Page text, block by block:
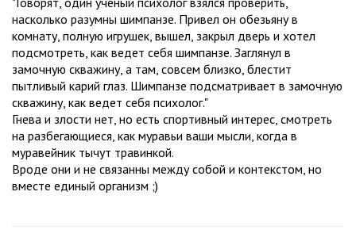
насколько разумны шимпанзе. Привел он обезьяну в
комнату, полную игрушек, вышел, закрыл дверь и хотел
подсмотреть, как ведет себя шимпанзе. Заглянул в
замочную скважину, а там, совсем близко, блестит
пытливый карий глаз. Шимпанзе подсматривает в замочную
скважину, как ведет себя психолог."
Гнева и злости нет, но есть спортивный интерес, смотреть
на разбегающиеся, как муравьи ваши мысли, когда в
муравейник тычут травинкой.
Вроде они и не связанны между собой и контекстом, но
вместе единый организм ;)